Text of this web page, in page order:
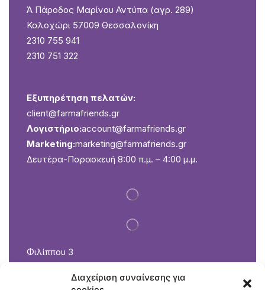
Διαχείριση συναίνεσης για
Ά Πάροδος Μαρίνου Αντύπα (αγρ. 289)
Καλοχώρι 57009 Θεσσαλονίκη
2310 755 941
2310 751 322
Εξυπηρέτηση πελατών:
client@farmafriends.gr
Λογιστήριο:account@farmafriends.gr
Marketing:marketing@farmafriends.gr
Δευτέρα-Παρασκευή 8:00 π.μ. – 4:00 μ.μ.
Φιλίππου 3
2310 751 072